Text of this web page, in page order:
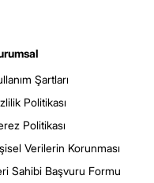
Şartları
Politikası
Politikası
Verilerin Korunması
Sahibi Başvuru Formu